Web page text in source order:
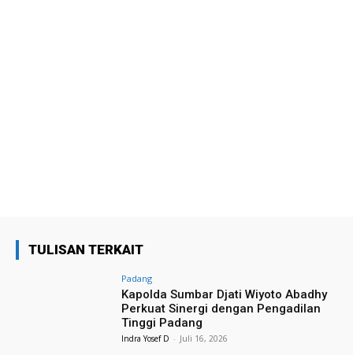
TULISAN TERKAIT
Padang
Kapolda Sumbar Djati Wiyoto Abadhy
Perkuat Sinergi dengan Pengadilan
Tinggi Padang
Indra Yosef D - Juli 16, 2026